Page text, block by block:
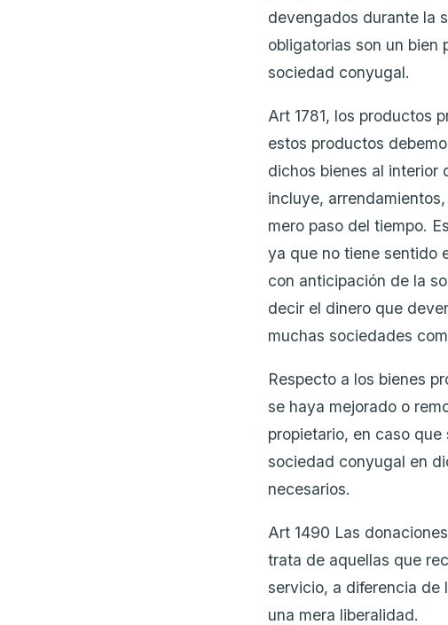
devengados durante la
obligatorias son un bien
sociedad conyugal.
Art 1781, los productos
estos productos
dichos bienes al interior
incluye,
mero paso del tiempo.
ya que no tiene sentido
con anticipación de la
decir el dinero que
muchas sociedades
Respecto a los bienes
se haya mejorado o
propietario, en caso
sociedad conyugal en
necesarios.
Art 1490 Las
trata de aquellas que
servicio, a diferencia de
una mera liberalidad.